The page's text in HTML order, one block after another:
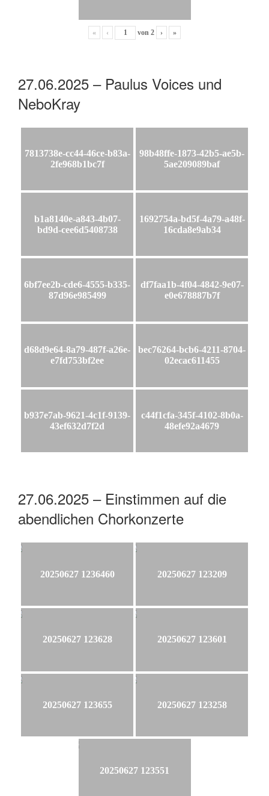
« ‹ von 2 › »
27.06.2025 – Paulus Voices und
NeboKray
7813738e-cc44-46ce-b83a-
2fe968b1bc7f
98b48ffe-1873-42b5-ae5b-
5ae209089baf
b1a8140e-a843-4b07-
bd9d-cee6d5408738
1692754a-bd5f-4a79-a48f-
16cda8e9ab34
6bf7ee2b-cde6-4555-b335-
87d96e985499
df7faa1b-4f04-4842-9e07-
e0e678887b7f
d68d9e64-8a79-487f-a26e-
e7fd753bf2ee
bec76264-bcb6-4211-8704-
02ecac611455
b937e7ab-9621-4c1f-9139-
43ef632d7f2d
c44f1cfa-345f-4102-8b0a-
48efe92a4679
27.06.2025 – Einstimmen auf die
abendlichen Chorkonzerte
20250627 1236460 20250627 123209
20250627 123628 20250627 123601
20250627 123655 20250627 123258
20250627 123551